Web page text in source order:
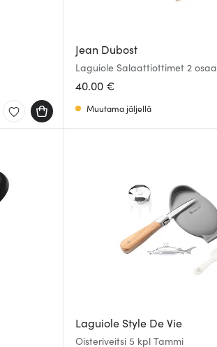
Jean Dubost
Laguiole Salaattiottimet 2 osaa
40.00 €
Muutama jäljellä
Laguiole Style De Vie
Oisteriveitsi 5 kpl Tammi